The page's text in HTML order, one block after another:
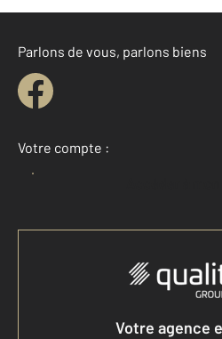
Parlons de vous, parlons biens
Votre compte :
Votre agence